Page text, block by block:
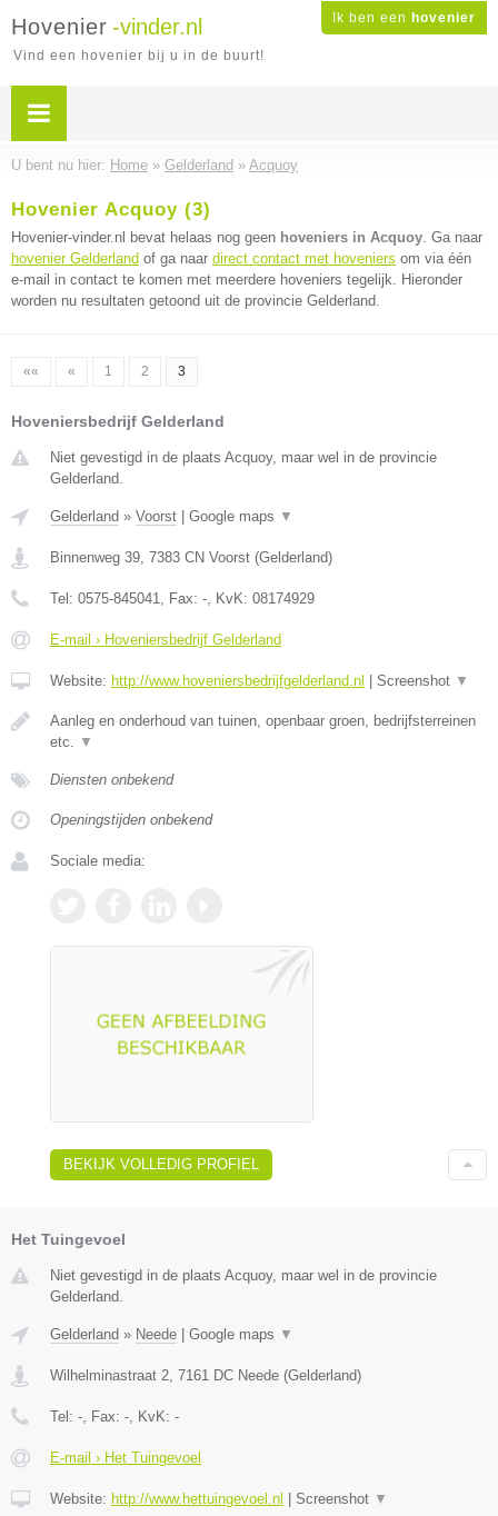
Ik ben een hovenier
Hovenier -vinder.nl
Vind een hovenier bij u in de buurt!
U bent nu hier: Home » Gelderland » Acquoy
Hovenier Acquoy (3)
Hovenier-vinder.nl bevat helaas nog geen hoveniers in Acquoy. Ga naar
hovenier Gelderland of ga naar direct contact met hoveniers om via één
e-mail in contact te komen met meerdere hoveniers tegelijk. Hieronder
worden nu resultaten getoond uit de provincie Gelderland.
«« « 1 2 3
Hoveniersbedrijf Gelderland
Niet gevestigd in de plaats Acquoy, maar wel in de provincie
Gelderland.
Gelderland » Voorst Google maps ▼
Binnenweg 39, 7383 CN Voorst (Gelderland)
Tel: 0575-845041, Fax: -, KvK: 08174929
E-mail › Hoveniersbedrijf Gelderland
Website: http://www.hoveniersbedrijfgelderland.nl Screenshot ▼
Aanleg en onderhoud van tuinen, openbaar groen, bedrijfsterreinen
etc. ▼
Diensten onbekend
Openingstijden onbekend
Sociale media:
BEKIJK VOLLEDIG PROFIEL
Het Tuingevoel
Niet gevestigd in de plaats Acquoy, maar wel in de provincie
Gelderland.
Gelderland » Neede | Google maps ▼
Wilhelminastraat 2 7161 DC Neede (Gelderland)
Tel: - , Fax: - , KvK: -
E-mail › Het Tuingevoel
Website: http://www.hettuingevoel.nl | Screenshot ▼